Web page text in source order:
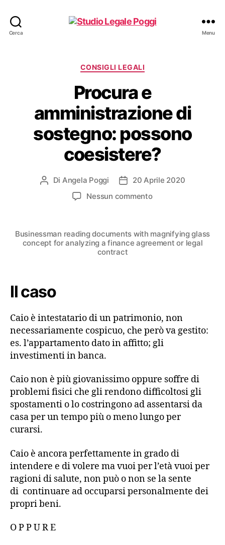
Cerca Menu
Categorie
CONSIGLI LEGALI
Procura e
amministrazione di
sostegno: possono
coesistere?
Autore
Di Angela Poggi
Data20 Aprile 2020
Nessun commentosu
amministrazione
di
Businessman reading documents with magnifying glass
concept for analyzing a finance agreement or legal
contract
Il caso
Caio è intestatario di un patrimonio, non
necessariamente cospicuo, che però va gestito:
es. l’appartamento dato in affitto; gli
investimenti in banca.
Caio non è più giovanissimo oppure soffre di
problemi fisici che gli rendono difficoltosi gli
spostamenti o lo costringono ad assentarsi da
casa per un tempo più o meno lungo per
curarsi.
Caio è ancora perfettamente in grado di
intendere e di volere ma vuoi per l’età vuoi per
ragioni di salute, non può o non se la sente
di continuare ad occuparsi personalmente dei
propri beni.
O P P U R E